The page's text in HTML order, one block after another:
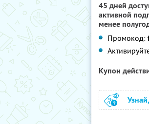
45 дней
активной
менее
Промокод:
Купон